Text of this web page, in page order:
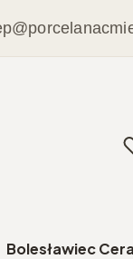
Bolesławiec